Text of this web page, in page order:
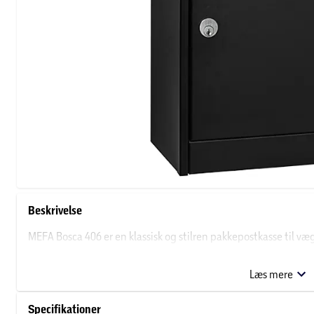
Beskrivelse
MEFA Bosca 406 er en klassisk og stilren pakkepostkasse til
Læs mere
Specifikationer